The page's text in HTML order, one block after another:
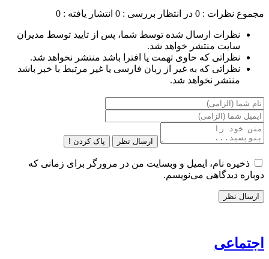
مجموع نظرات : 0 در انتظار بررسی : 0 انتشار یافته : 0
نظرات ارسال شده توسط شما، پس از تایید توسط مدیران
سایت منتشر خواهد شد.
نظراتی که حاوی تهمت یا افترا باشد منتشر نخواهد شد.
نظراتی که به غیر از زبان فارسی یا غیر مرتبط با خبر باشد
منتشر نخواهد شد.
ارسال نظر پاک کردن !
ذخیره نام، ایمیل و وبسایت من در مرورگر برای زمانی که
دوباره دیدگاهی می‌نویسم.
اجتماعی